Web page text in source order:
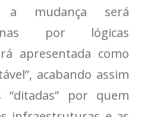
a mudança será
por lógicas
apresentada como
acabando assim
por quem